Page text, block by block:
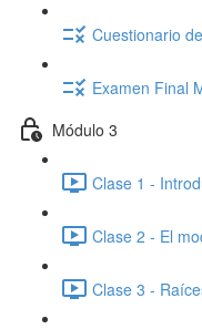
Cuestionario
Examen Final
Módulo 3
Clase 1 -
Clase 2 - El
Clase 3 -